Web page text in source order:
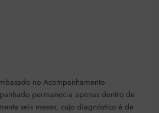
no Acompanhamento
permanecia apenas dentro de
seis meses, cujo diagnóstico é de